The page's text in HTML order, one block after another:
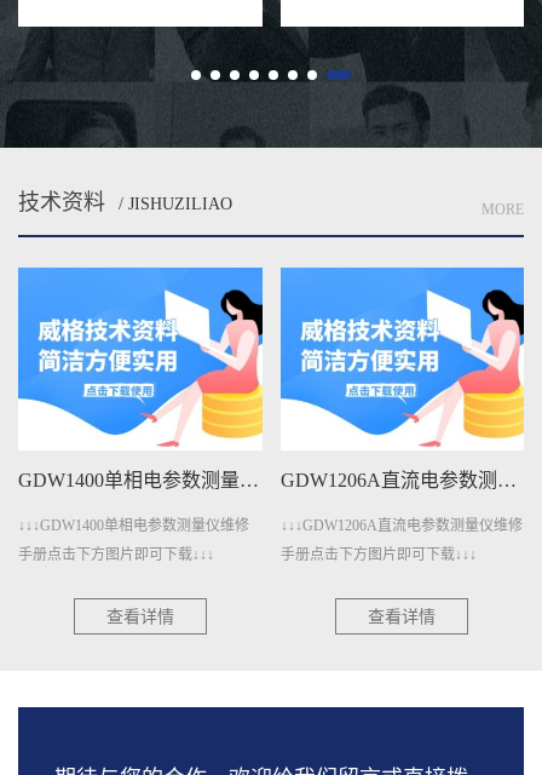
能...
技术资料 / JISHUZILIAO MORE
GDW1400单相电参数测量仪维修手册下载
↓↓↓GDW1400单相电参数测量仪维修
手册点击下方图片即可下载↓↓↓
查看详情
GDW1206A直流电参数测量仪维修手册下载
↓↓↓GDW1206A直流电参数测量仪维修
手册点击下方图片即可下载↓↓↓
查看详情